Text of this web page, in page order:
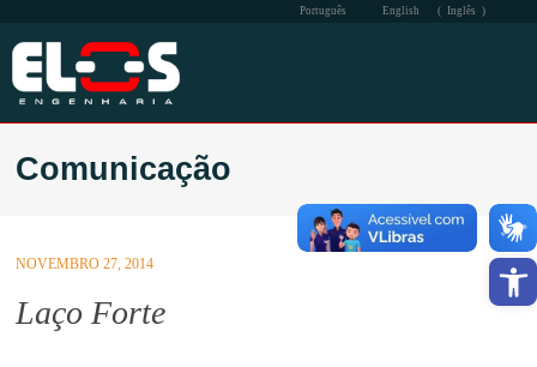
Barra de
Português English ( Inglês )
Comunicação
NOVEMBRO 27, 2014
Laço Forte